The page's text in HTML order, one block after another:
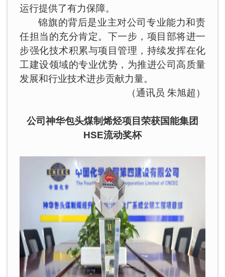
运行提供了有力保障。
锦旗的背后是业主对公司专业能力和责
任担当的充分肯定。下一步，项目部将进一
步强化技术积累与项目管理，持续发挥在化
工建设领域的专业优势，为推进公司高质量
发展和行业技术进步贡献力量。
（通讯员 朱旭超）
公司神华包头煤制烯烃项目荣获国能集团
HSE流动奖杯